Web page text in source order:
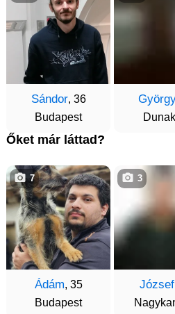
Sándor, 36
Budapest
Őket már láttad?
Ádám, 35
Budapest
7
József
3